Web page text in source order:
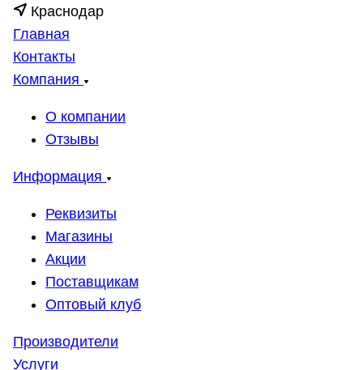
Краснодар
Главная
Контакты
Компания
О компании
Отзывы
Информация
Реквизиты
Магазины
Акции
Поставщикам
Оптовый клуб
Производители
Услуги